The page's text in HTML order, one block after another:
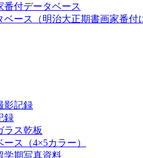
番付データベース
ベース（明治大正期書画家番付
影記録
録
ラス乾板
ス（4×5カラー）
学期写真資料